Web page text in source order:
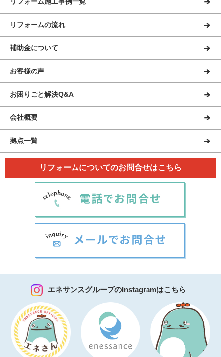
リフォームの流れ
補助金について
お客様の声
お困りごと解決Q&A
会社概要
拠点一覧
リフォームについてのお問合せはこちら
エネサンスグループのInstagramはこちら